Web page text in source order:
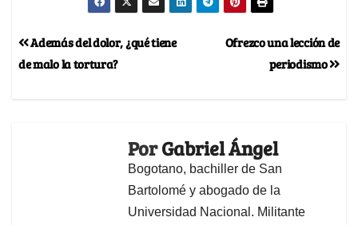
Ofrezco una lección de
periodismo
Además del dolor, ¿qué tiene
de malo la tortura?
PorGabriel Ángel
Bogotano, bachiller de San
Bartolomé y abogado de la
Universidad Nacional. Militante